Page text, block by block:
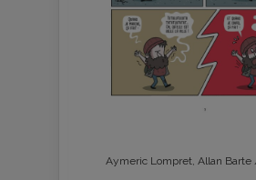
Aymeric Lompret, Allan Barte